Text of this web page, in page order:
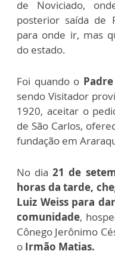
de Noviciado,
posterior saída de
para onde ir, mas
do estado.
Foi quando o
sendo Visitador
1920, aceitar o
de São Carlos,
fundação em
No dia21 de
horas da tarde,
Luiz Weiss para
comunidade,
Cônego Jerônimo
o Irmão Matias.